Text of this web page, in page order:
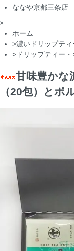
ななや京都三条店
×
ホーム
>濃いドリップティ
> ドリップティー・
甘味豊かな
（20包）とポ